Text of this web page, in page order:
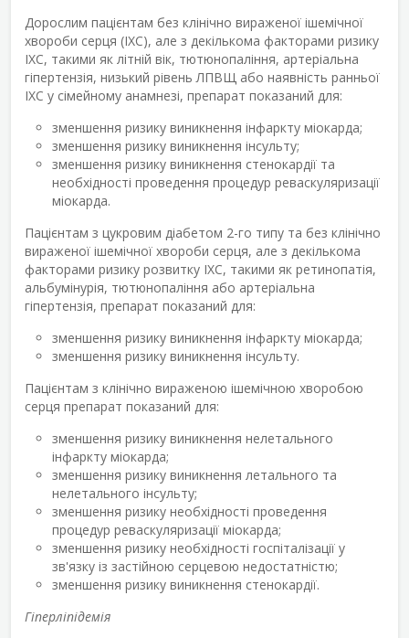
Дорослим пацієнтам без клінічно вираженої ішемічної
хвороби серця (ІХС), але з декількома факторами ризику
ІХС, такими як літній вік, тютюнопаління, артеріальна
гіпертензія, низький рівень ЛПВЩ або наявність ранньої
ІХС у сімейному анамнезі, препарат показаний для:
зменшення ризику виникнення інфаркту міокарда;
зменшення ризику виникнення інсульту;
зменшення ризику виникнення стенокардії та
необхідності проведення процедур реваскуляризації
міокарда.
Пацієнтам з цукровим діабетом 2-го типу та без клінічно
вираженої ішемічної хвороби серця, але з декількома
факторами ризику розвитку ІХС, такими як ретинопатія,
альбумінурія, тютюнопаління або артеріальна
гіпертензія, препарат показаний для:
зменшення ризику виникнення інфаркту міокарда;
зменшення ризику виникнення інсульту.
Пацієнтам з клінічно вираженою ішемічною хворобою
серця препарат показаний для:
зменшення ризику виникнення нелетального
інфаркту міокарда;
зменшення ризику виникнення летального та
нелетального інсульту;
зменшення ризику необхідності проведення
процедур реваскуляризації міокарда;
зменшення ризику необхідності госпіталізації у
зв'язку із застійною серцевою недостатністю;
зменшення ризику виникнення стенокардії.
Гіперліпідемія